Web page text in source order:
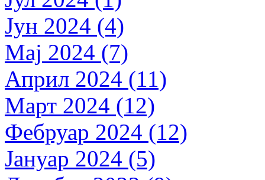
Јун 2024 (4)
Мај 2024 (7)
Април 2024 (11)
Март 2024 (12)
Фебруар 2024 (12)
Јануар 2024 (5)